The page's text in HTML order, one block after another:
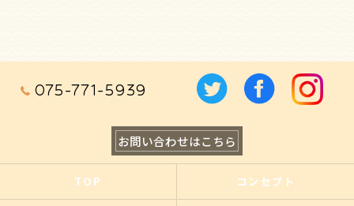
075-771-5939
お問い合わせはこちら
TOP コンセプト